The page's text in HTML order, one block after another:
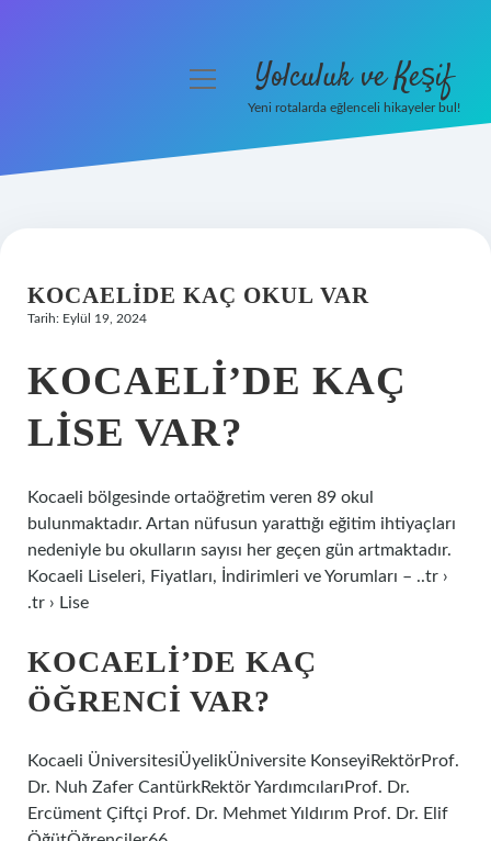
Hakkımızda
menüyü Yolculuk ve Keşif
Yeni rotalarda eğlenceli hikayeler bul!
KOCAELIDE KAÇ OKUL VAR
Tarih: Eylül 19, 2024
KOCAELI’DE KAÇ
LISE VAR?
Kocaeli bölgesinde ortaöğretim veren 89 okul
bulunmaktadır. Artan nüfusun yarattığı eğitim ihtiyaçları
nedeniyle bu okulların sayısı her geçen gün artmaktadır.
Kocaeli Liseleri, Fiyatları, İndirimleri ve Yorumları – ..tr ›
.tr › Lise
KOCAELI’DE KAÇ
ÖĞRENCI VAR?
Kocaeli ÜniversitesiÜyelikÜniversite KonseyiRektörProf.
Dr. Nuh Zafer CantürkRektör YardımcılarıProf. Dr.
Ercüment Çiftçi Prof. Dr. Mehmet Yıldırım Prof. Dr. Elif